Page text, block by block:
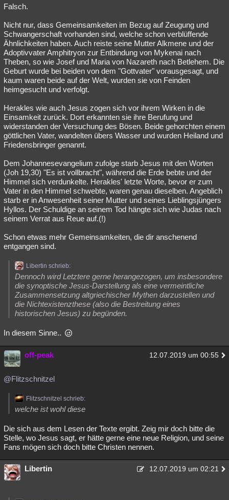
Falsch.
Nicht nur, dass Gemeinsamkeiten im Bezug auf Zeugung und
Schwangerschaft vorhanden sind, welche schon verblüffende
Ähnlichkeiten haben. Auch reiste seine Mutter Alkmene und der
Adoptivvater Amphitryon zur Entbindung von Mykenai nach
Theben, so wie Josef und Maria von Nazareth nach Betlehem. Die
Geburt wurde bei beiden von dem "Gottvater" vorausgesagt, und
kaum waren beide auf der Welt, wurden sie von Feinden
heimgesucht und verfolgt.
Herakles wie auch Jesus zogen sich vor ihrem Wirken in die
Einsamkeit zurück. Dort erkannten sie ihre Berufung und
widerstanden der Versuchung des Bösen. Beide gehorchten einem
göttlichen Vater, wandelten übers Wasser und wurden Heiland und
Friedensbringer genannt.
Dem Johannesevangelium zufolge starb Jesus mit den Worten
(Joh 19,30) "Es ist vollbracht", während die Erde bebte und der
Himmel sich verdunkelte. Herakles' letzte Worte, bevor er zum
Vater in den Himmel schwebte, waren genau dieselben. Angeblich
starb er in Anwesenheit seiner Mutter und seines Lieblingsjüngers
Hyllos. Der Schuldige an seinem Tod hängte sich wie Judas nach
seinem Verrat aus Reue auf.(!)
Schon etwas mehr Gemeinsamkeiten, die dir anschenend
entgangen sind.
Libertin schrieb:
Dennoch wird Letztere gerne herangezogen, um insbesondere
die synoptische Jesus-Darstellung als eine vermeintliche
Zusammensetzung altgriechischer Mythen darzustellen und
die Nichtexistenzthese (also die Bestreitung eines
historischen Jesus) zu begünden.
In diesem Sinne..
off-peak 12.07.2019 um 00:55
@Flitzschnitzel
Flitzschnitzel schrieb:
welche ist wohl diese
Die sich aus dem Lesen der Texte ergibt. Zeig mir doch bitte die
Stelle, wo Jesus sagt, er hätte gerne eine neue Religion, und seine
Fans mögen sich doch bitte Christen nennen.
Libertin 12.07.2019 um 02:21